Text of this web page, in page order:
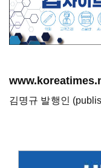
김명규 발행인